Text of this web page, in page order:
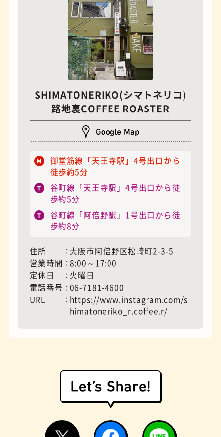
フィギュアショップ
欧風カレー
SHIMATONERIKO(シマトネリコ)
路地裏COFFEE ROASTER
御堂筋線「天王寺駅」4号出口から
徒歩約5分
谷町線「天王寺駅」4号出口から徒
歩約5分
谷町線「阿倍野駅」1号出口から徒
歩約8分
住所
大阪市阿倍野区松崎町2-3-5
営業時間
8:00～17:00
定休日
火曜日
電話番号
06-7181-4600
URL
https://www.instagram.com/s
himatoneriko_r.coffee.r/